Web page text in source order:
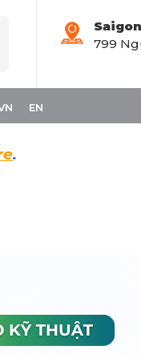
799
EN
.